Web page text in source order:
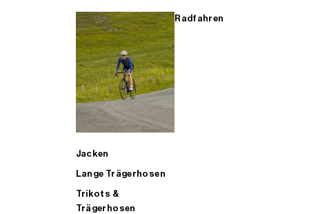
Radfahren
Jacken
Lange Trägerhosen
Trikots &
Trägerhosen